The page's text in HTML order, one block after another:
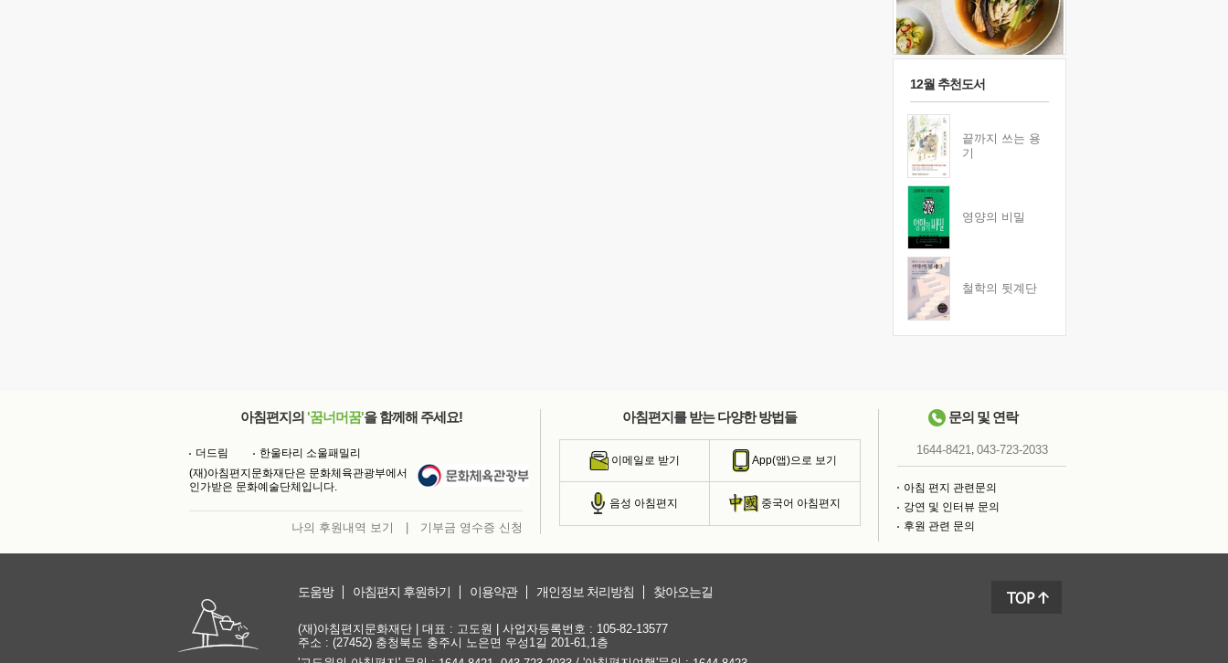
12월 추천도서
끝까지 쓰는 용
기
영양의 비밀
철학의 뒷계단
아침편지의 '꿈너머꿈'을 함께해 주세요!
더드림
한울타리 소울패밀리
(재)아침편지문화재단은 문화체육관광부에서
인가받은 문화예술단체입니다.
나의 후원내역 보기 기부금 영수증 신청
아침편지를 받는 다양한 방법들
이메일로 받기 App(앱)으로 보기
음성 아침편지 중국어 아침편지
문의 및 연락
1644-8421, 043-723-2033
아침 편지 관련문의
강연 및 인터뷰 문의
후원 관련 문의
도움방 아침편지 후원하기 이용약관 개인정보 처리방침 찾아오는길
(재)아침편지문화재단 | 대표 : 고도원 | 사업자등록번호 : 105-82-13577
주소 : (27452) 충청북도 충주시 노은면 우성1길 201-61,1층